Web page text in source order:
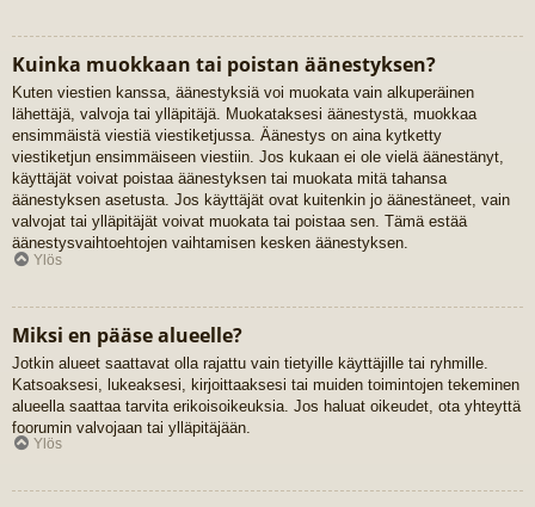
Kuinka muokkaan tai poistan äänestyksen?
Kuten viestien kanssa, äänestyksiä voi muokata vain alkuperäinen
lähettäjä, valvoja tai ylläpitäjä. Muokataksesi äänestystä, muokkaa
ensimmäistä viestiä viestiketjussa. Äänestys on aina kytketty
viestiketjun ensimmäiseen viestiin. Jos kukaan ei ole vielä äänestänyt,
käyttäjät voivat poistaa äänestyksen tai muokata mitä tahansa
äänestyksen asetusta. Jos käyttäjät ovat kuitenkin jo äänestäneet, vain
valvojat tai ylläpitäjät voivat muokata tai poistaa sen. Tämä estää
äänestysvaihtoehtojen vaihtamisen kesken äänestyksen.
Ylös
Miksi en pääse alueelle?
Jotkin alueet saattavat olla rajattu vain tietyille käyttäjille tai ryhmille.
Katsoaksesi, lukeaksesi, kirjoittaaksesi tai muiden toimintojen tekeminen
alueella saattaa tarvita erikoisoikeuksia. Jos haluat oikeudet, ota yhteyttä
foorumin valvojaan tai ylläpitäjään.
Ylös